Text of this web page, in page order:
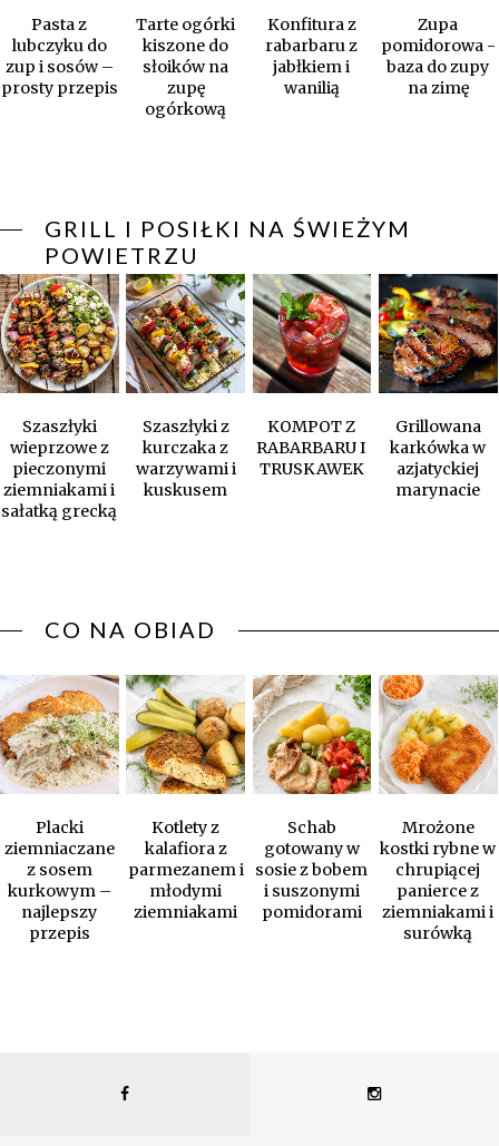
Pasta z
lubczyku do
zup i sosów –
prosty przepis
Tarte ogórki
kiszone do
słoików na
zupę
ogórkową
Konfitura z
rabarbaru z
jabłkiem i
wanilią
Zupa
pomidorowa -
baza do zupy
na zimę
GRILL I POSIŁKI NA ŚWIEŻYM
POWIETRZU
Szaszłyki
wieprzowe z
pieczonymi
ziemniakami i
sałatką grecką
Szaszłyki z
kurczaka z
warzywami i
kuskusem
KOMPOT Z
RABARBARU I
TRUSKAWEK
Grillowana
karkówka w
azjatyckiej
marynacie
CO NA OBIAD
Placki
ziemniaczane
z sosem
kurkowym –
najlepszy
przepis
Kotlety z
kalafiora z
parmezanem i
młodymi
ziemniakami
Schab
gotowany w
sosie z bobem
i suszonymi
pomidorami
Mrożone
kostki rybne w
chrupiącej
panierce z
ziemniakami i
surówką